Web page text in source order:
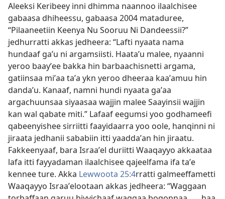
Aleeksi Keribeey inni dhimma naannoo ilaalchisee
gabaasa dhiheessu, gabaasa 2004 mataduree,
“Pilaaneetiin Keenya Nu Sooruu Ni Dandeessii?”
jedhurratti akkas jedheera: “Lafti nyaata nama
hundaaf gaʼu ni argamsiisti. Haataʼu malee, nyaanni
yeroo baayʼee bakka hin barbaachisnetti argama,
gatiinsaa miʼaa taʼa ykn yeroo dheeraa kaaʼamuu hin
dandaʼu. Kanaaf, namni hundi nyaata gaʼaa
argachuunsaa siyaasaa wajjin malee Saayinsii wajjin
kan wal qabate miti.” Lafaaf eegumsi yoo godhameefi
qabeenyishee sirriitti faayidaarra yoo oole, hanqinni ni
jiraata jedhanii sababiin itti yaaddaʼan hin jiraatu.
Fakkeenyaaf, bara Israaʼel duriitti Waaqayyo akkaataa
lafa itti fayyadaman ilaalchisee qajeelfama ifa taʼe
kennee ture. Akka Lewwoota 25:4⁠rratti galmeeffametti
Waaqayyo Israaʼelootaan akkas jedheera: “Waggaan